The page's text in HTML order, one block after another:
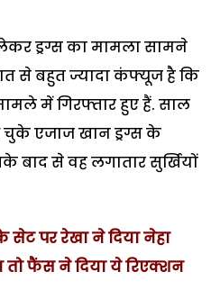
ड्रग्स का मामला सामने
से बहुत ज्यादा कंफ्यूज है कि
में गिरफ्तार हुए हैं. साल
एजाज खान ड्रग्स के
से वह लगातार सुर्खियों
सेट पर रेखा ने दिया नेहा
फैंस ने दिया ये रिएक्शन